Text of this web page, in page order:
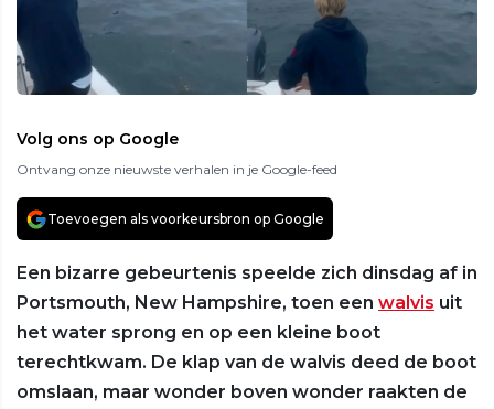
Volg ons op Google
Ontvang onze nieuwste verhalen in je Google-feed
Toevoegen als voorkeursbron op Google
Een bizarre gebeurtenis speelde zich dinsdag af in
Portsmouth, New Hampshire, toen een walvis uit
het water sprong en op een kleine boot
terechtkwam. De klap van de walvis deed de boot
omslaan, maar wonder boven wonder raakten de